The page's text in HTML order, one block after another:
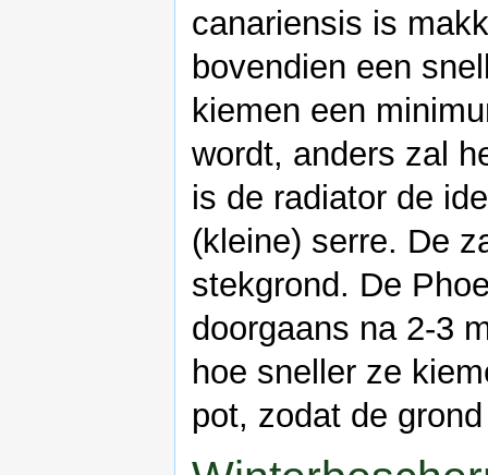
canariensis is
bovendien een
kiemen een
wordt, anders zal
is de radiator de
(kleine) serre. De
stekgrond. De
doorgaans na 2-3
hoe sneller ze
pot, zodat de